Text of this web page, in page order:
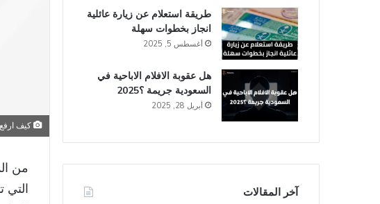
كيف
من
التي
طريقة استعلام عن زيارة عائلية
انجاز​ بخطوات سهلة
أغسطس 5, 2025
هل عقوبة الافلام الاباحية في
السعودية​ جريمة ؟2025
أبريل 28, 2025
آخر المقالات